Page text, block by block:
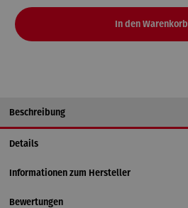
In den Warenkorb
Beschreibung
Details
Informationen zum Hersteller
Bewertungen